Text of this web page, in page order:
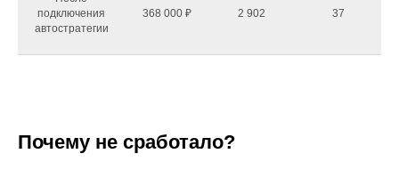
подключения
автостратегии
368 000 ₽ 2 902 37
Почему не сработало?